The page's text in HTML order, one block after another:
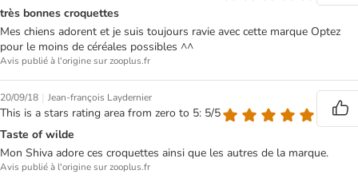
très bonnes croquettes
Mes chiens adorent et je suis toujours ravie avec cette marque Optez
pour le moins de céréales possibles ^^
Avis publié à l'origine sur zooplus.fr
20/09/18 | Jean-françois Laydernier
This is a stars rating area from zero to 5: 5/5
Taste of wilde
Mon Shiva adore ces croquettes ainsi que les autres de la marque.
Avis publié à l'origine sur zooplus.fr